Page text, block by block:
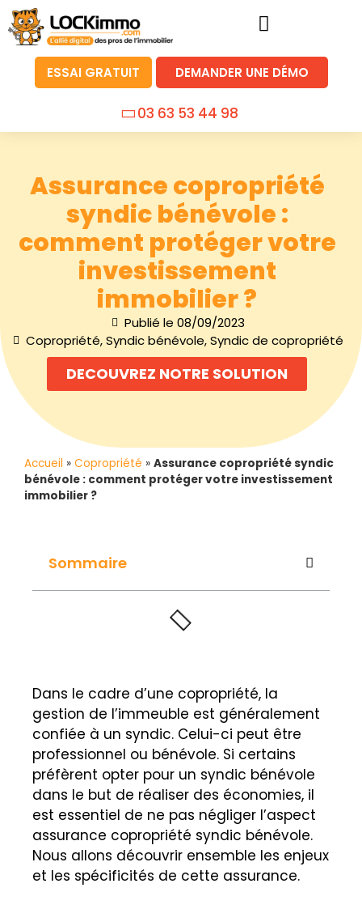
ESSAI GRATUIT DEMANDER UNE DÉMO
03 63 53 44 98
Assurance copropriété
syndic bénévole :
comment protéger votre
investissement
immobilier ?
Publié le 08/09/2023
Copropriété,Syndic bénévole,Syndic de copropriété
DECOUVREZ NOTRE SOLUTION
Accueil » Copropriété » Assurance copropriété syndic
bénévole : comment protéger votre investissement
immobilier ?
Sommaire
Dans le cadre d’une copropriété, la
gestion de l’immeuble est généralement
confiée à un syndic. Celui-ci peut être
professionnel ou bénévole. Si certains
préfèrent opter pour un syndic bénévole
dans le but de réaliser des économies, il
est essentiel de ne pas négliger l’aspect
assurance copropriété syndic bénévole.
Nous allons découvrir ensemble les enjeux
et les spécificités de cette assurance.